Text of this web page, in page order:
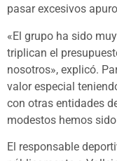
pasar excesivos
«El grupo ha sido
triplican el
nosotros», explicó.
valor especial
con otras entidades
modestos hemos
El responsable